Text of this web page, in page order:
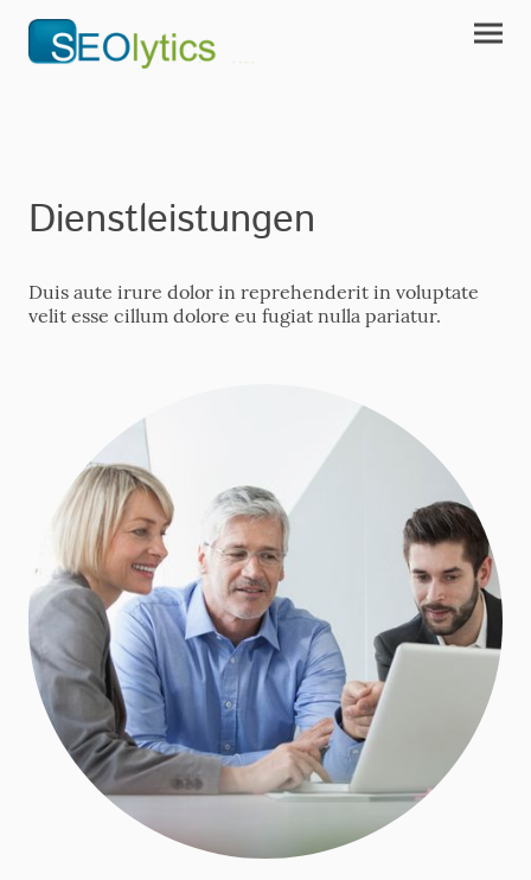
Dienstleistungen
Duis aute irure dolor in reprehenderit in voluptate
velit esse cillum dolore eu fugiat nulla pariatur.